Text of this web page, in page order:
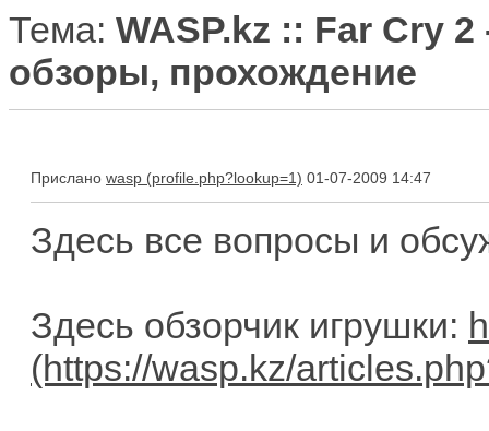
Тема: WASP.kz :: Far Cry
обзоры, прохождение
Прислано wasp 01-07-2009 14:47
Здесь все вопросы и
Здесь обзорчик игрушки: